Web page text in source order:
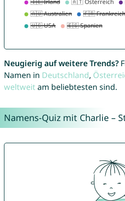
Neugierig auf weitere Trends?
Namen in Deutschland,
weltweitam beliebtesten sind.
Namens-Quiz mit Charlie –